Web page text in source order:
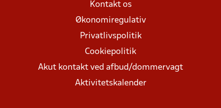
Kontakt os
Økonomiregulativ
Privatlivspolitik
Cookiepolitik
Akut kontakt ved afbud/dommervagt
Aktivitetskalender